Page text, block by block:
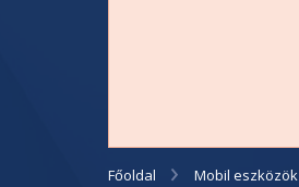
Főoldal Mobil eszközök